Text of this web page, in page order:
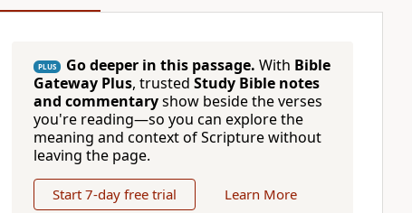
PLUS Go deeper in this passage. With Bible
Gateway Plus, trusted Study Bible notes
and commentaryshow beside the verses
you're reading—so you can explore the
meaning and context of Scripture without
leaving the page.
Start 7-day free trial Learn More